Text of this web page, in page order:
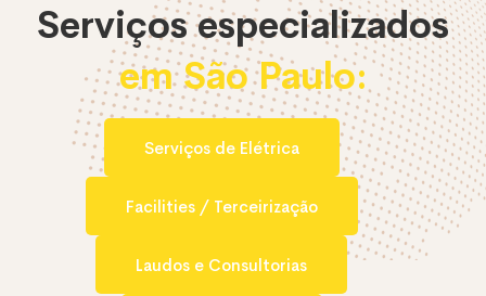
Serviços especializados
em São Paulo:
Serviços de Elétrica
Facilities / Terceirização
Laudos e Consultorias